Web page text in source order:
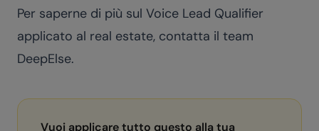
Per saperne di più sul Voice Lead Qualifier
applicato al real estate, contatta il team
DeepElse.
Vuoi applicare tutto questo alla tua